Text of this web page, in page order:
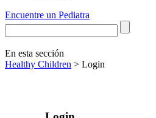
Encuentre un Pediatra
En esta sección
Healthy Children > Login